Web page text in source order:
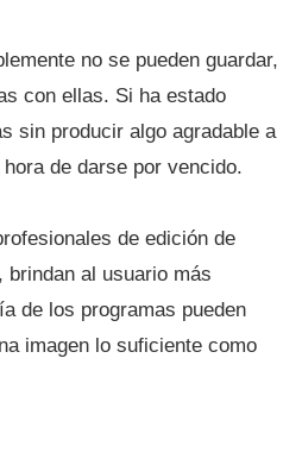
no se pueden guardar,
con ellas. Si ha estado
sin producir algo agradable a
de darse por vencido.
de edición de
brindan al usuario más
de los programas pueden
imagen lo suficiente como